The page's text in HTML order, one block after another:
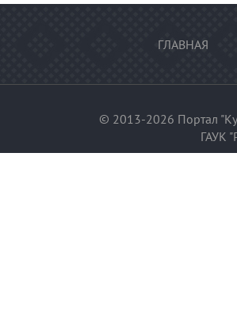
ГЛАВНАЯ
© 2013-2026 Портал
ГАУК